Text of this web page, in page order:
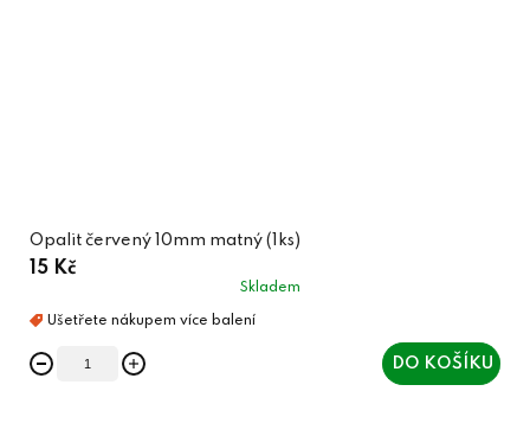
Opalit červený 10mm matný (1ks)
15 Kč
Skladem
DO KOŠÍKU